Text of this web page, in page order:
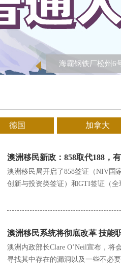
海霸钢铁厂松州6
德国 加拿大
澳洲移民新政：858取代188，
澳洲移民局开启了858签证（NIV国
创新与投资类签证）和GTI签证（
澳洲移民系统将彻底改革 技能
澳洲内政部长Clare O’Neil宣布，
寻找其中存在的漏洞以及一些不必